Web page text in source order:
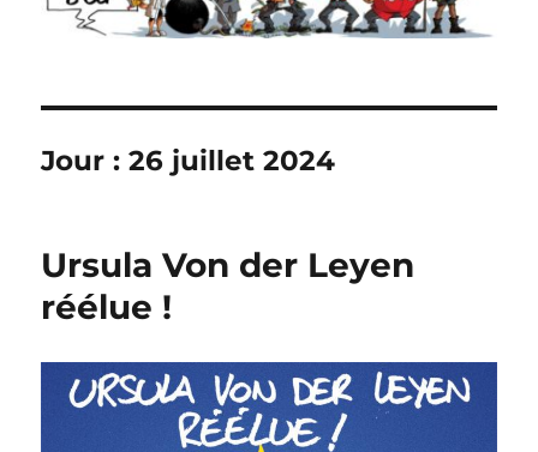
Jour :26 juillet 2024
Ursula Von der Leyen
réélue !